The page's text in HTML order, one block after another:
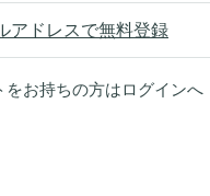
アドレスで無料登録
をお持ちの方はログインへ